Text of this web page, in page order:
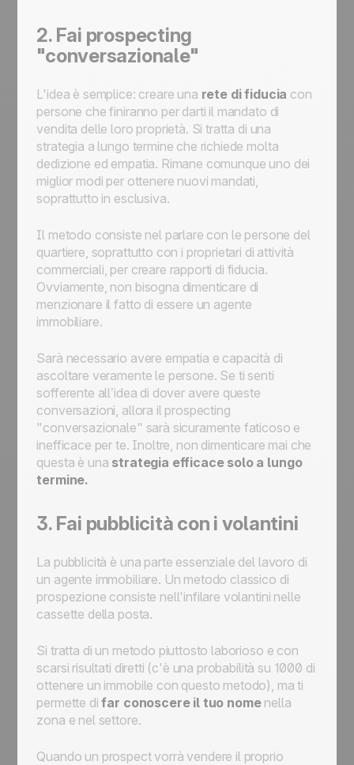
2. Fai prospecting
"conversazionale"
L'idea è semplice: creare una rete di fiducia con
persone che finiranno per darti il mandato di
vendita delle loro proprietà. Si tratta di una
strategia a lungo termine che richiede molta
dedizione ed empatia. Rimane comunque uno dei
miglior modi per ottenere nuovi mandati,
soprattutto in esclusiva.
Il metodo consiste nel parlare con le persone del
quartiere, soprattutto con i proprietari di attività
commerciali, per creare rapporti di fiducia.
Ovviamente, non bisogna dimenticare di
menzionare il fatto di essere un agente
immobiliare.
Sarà necessario avere empatia e capacità di
ascoltare veramente le persone. Se ti senti
sofferente all’idea di dover avere queste
conversazioni, allora il prospecting
"conversazionale" sarà sicuramente faticoso e
inefficace per te. Inoltre, non dimenticare mai che
questa è una strategia efficace solo a lungo
termine.
3. Fai pubblicità con i volantini
La pubblicità è una parte essenziale del lavoro di
un agente immobiliare. Un metodo classico di
prospezione consiste nell'infilare volantini nelle
cassette della posta.
Si tratta di un metodo piuttosto laborioso e con
scarsi risultati diretti (c'è una probabilità su 1000 di
ottenere un immobile con questo metodo), ma ti
permette difar conoscere il tuo nomenella
zona e nel settore.
Quando un prospect vorrà vendere il proprio